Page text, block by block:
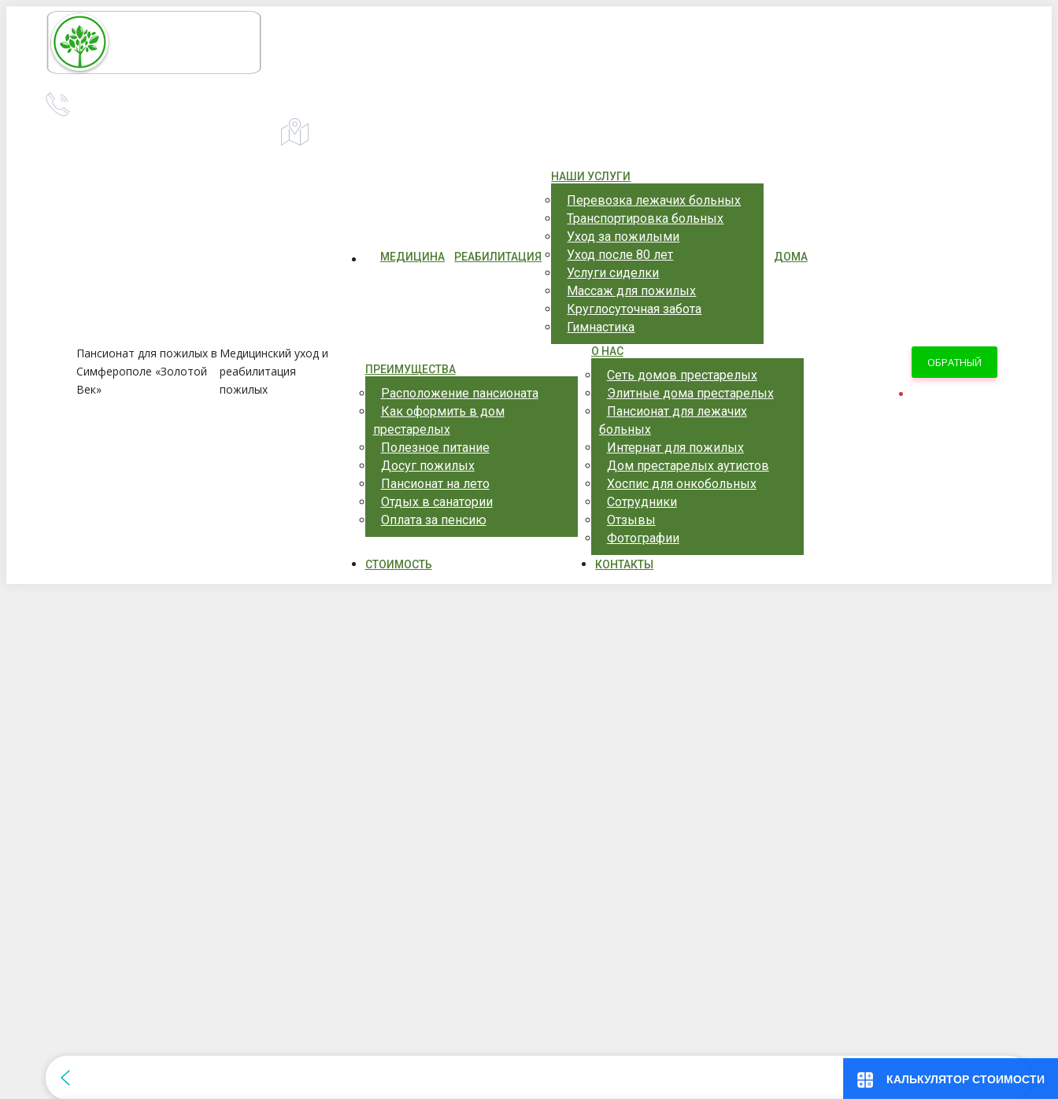
КАЛЬКУЛЯТОР СТОИМОСТИ
Перейти
содержанию
Пансионат для пожилых в
Симферополе «Золотой
Век»
Медицинский уход и
реабилитация
пожилых
МЕДИЦИНА РЕАБИЛИТАЦИЯ
НАШИ УСЛУГИ
Перевозка лежачих больных
Транспортировка больных
Уход за пожилыми
Уход после 80 лет
Услуги сиделки
Массаж для пожилых
Круглосуточная забота
Гимнастика
ДОМА
ПРЕИМУЩЕСТВА
Расположение пансионата
Как оформить в дом
престарелых
Полезное питание
Досуг пожилых
Пансионат на лето
Отдых в санатории
Оплата за пенсию
О НАС
Сеть домов престарелых
Элитные дома престарелых
Пансионат для лежачих
больных
Интернат для пожилых
Дом престарелых аутистов
Хоспис для онкобольных
Сотрудники
Отзывы
Фотографии
СТОИМОСТЬ КОНТАКТЫ
ОБРАТНЫЙ